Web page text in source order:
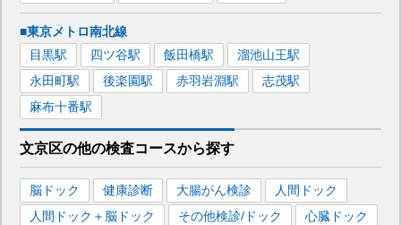
■東京メトロ南北線
目黒駅 四ツ谷駅 飯田橋駅 溜池山王駅
永田町駅 後楽園駅 赤羽岩淵駅 志茂駅
麻布十番駅
文京区の他の検査コースから探す
脳ドック 健康診断 大腸がん検診
人間ドック
人間ドック＋脳ドック
その他検診/ドック
心臓ドック